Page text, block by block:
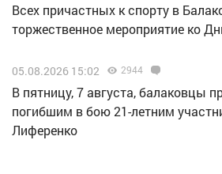
Всех причастных к спорту в
торжественное мероприятие ко
05.08.2026 15:02 2944
В пятницу, 7 августа, балаковцы
погибшим в бою 21-летним
Лиференко